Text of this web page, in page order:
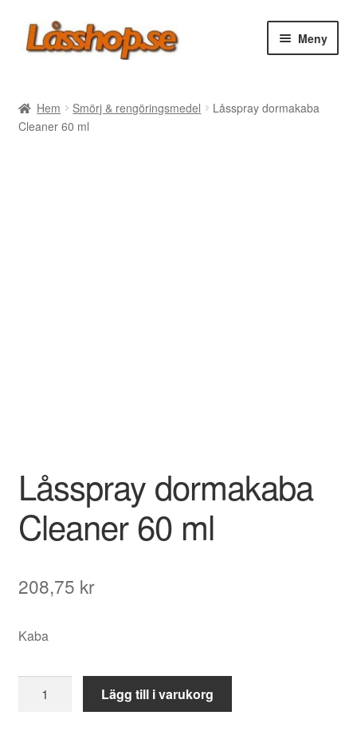
Hoppa
till
Hoppa
till
Meny
Rea
Hem Smörj & rengöringsmedel
Låsspray dormakaba
Cleaner 60 ml
Låsspray dormakaba
Cleaner 60 ml
208,75 kr
Kaba
dormakaba
Lägg till i varukorg